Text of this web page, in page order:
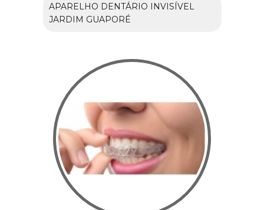
APARELHO DENTÁRIO INVISÍVEL
JARDIM GUAPORÉ